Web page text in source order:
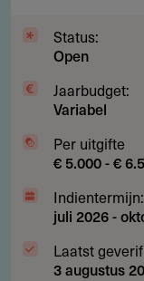
Hongkong
Status:
Open
Jaarbudget:
Variabel
Per uitgifte
€ 5.000 - €
Indientermijn:
juli 2026-
Laatst
3 augustus